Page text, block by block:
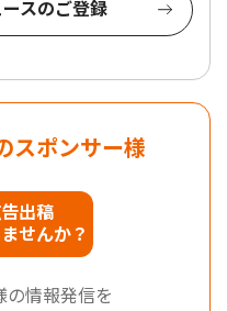
スのご登録
スポンサー様
出稿
せんか？
の情報発信を